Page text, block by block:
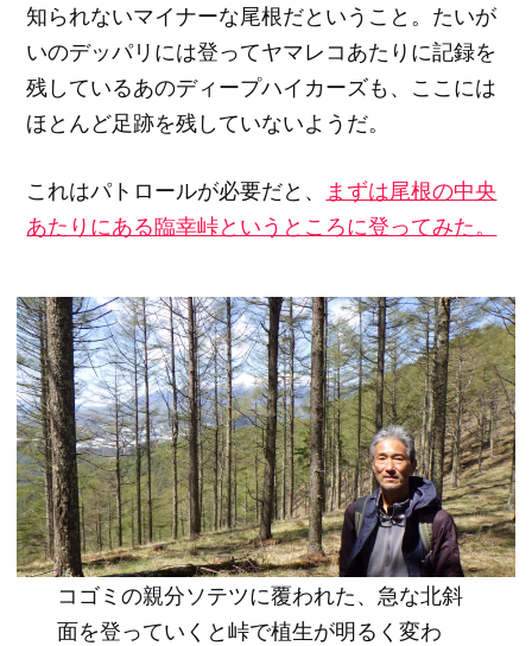
知られないマイナーな尾根だということ。たいが
いのデッパリには登ってヤマレコあたりに記録を
残しているあのディープハイカーズも、ここには
ほとんど足跡を残していないようだ。
これはパトロールが必要だと、
まずは尾根の中央
あたりにある臨幸峠というところに登ってみた。
コゴミの親分ソテツに覆われた、急な北斜
面を登っていくと峠で植生が明るく変わ